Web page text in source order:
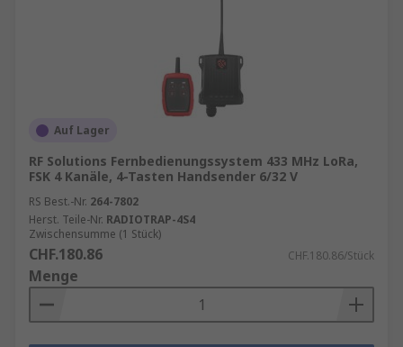
Auf Lager
RF Solutions Fernbedienungssystem 433 MHz LoRa,
FSK 4 Kanäle, 4-Tasten Handsender 6/32 V
RS Best.-Nr. 264-7802
Herst. Teile-Nr. RADIOTRAP-4S4
Zwischensumme (1 Stück)
CHF.180.86 CHF.180.86/Stück
Menge